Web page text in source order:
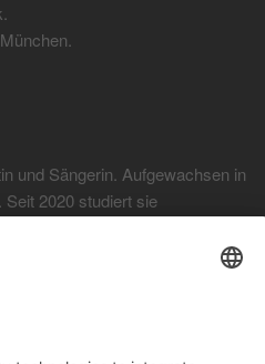
und Sängerin. Aufgewachsen in
2020 studiert sie
Medien und ist daneben
reichen von orchestralen